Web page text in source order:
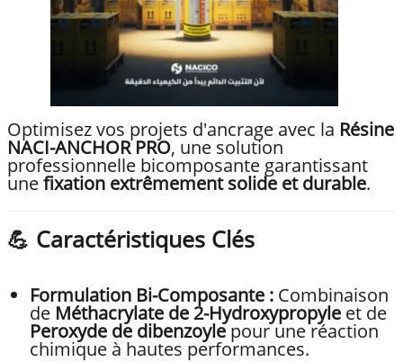
Optimisez vos projets d'ancrage avec la Résine
NACI-ANCHOR PRO, une solution
professionnelle bicomposante garantissant
unefixation extrêmement solide et durable.
💪 Caractéristiques Clés
Formulation Bi-Composante : Combinaison
de Méthacrylate de 2-Hydroxypropyle et de
Peroxyde de dibenzoylepour une réaction
chimique à hautes performances.